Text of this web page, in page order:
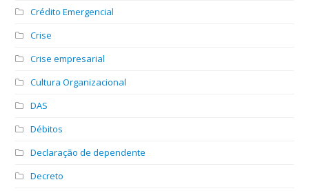
Crédito Emergencial
Crise
Crise empresarial
Cultura Organizacional
DAS
Débitos
Declaração de dependente
Decreto